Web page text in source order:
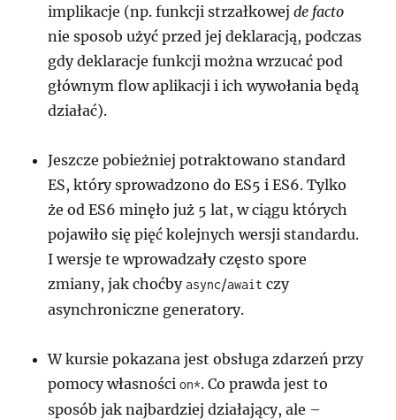
implikacje (np. funkcji strzałkowejde facto
nie sposob użyć przed jej deklaracją, podczas
gdy deklaracje funkcji można wrzucać pod
głównym flow aplikacji i ich wywołania będą
działać).
Jeszcze pobieżniej potraktowano standard
ES, który sprowadzono do ES5 i ES6. Tylko
że od ES6 minęło już 5 lat, w ciągu których
pojawiło się pięć kolejnych wersji standardu.
I wersje te wprowadzały często spore
zmiany, jak choćbyasync/await czy
asynchroniczne generatory.
W kursie pokazana jest obsługa zdarzeń przy
pomocy własnościon*. Co prawda jest to
sposób jak najbardziej działający, ale –